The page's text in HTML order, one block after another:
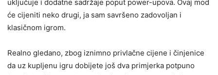
uključuje i dodatne sadržaje poput power-upova. Ovaj mod
će cijeniti neko drugi, ja sam savršeno zadovoljan i
klasičnom igrom.
Realno gledano, zbog iznimno privlačne cijene i činjenice
da uz kupljenu igru dobijete još dva primjerka potpuno